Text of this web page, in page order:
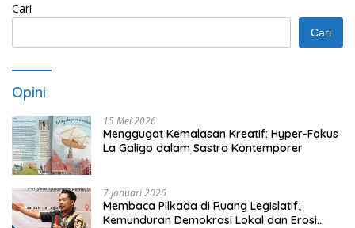
Cari
Cari
Opini
15 Mei 2026
Menggugat Kemalasan Kreatif: Hyper-Fokus
La Galigo dalam Sastra Kontemporer
7 Januari 2026
Membaca Pilkada di Ruang Legislatif;
Kemunduran Demokrasi Lokal dan Erosi